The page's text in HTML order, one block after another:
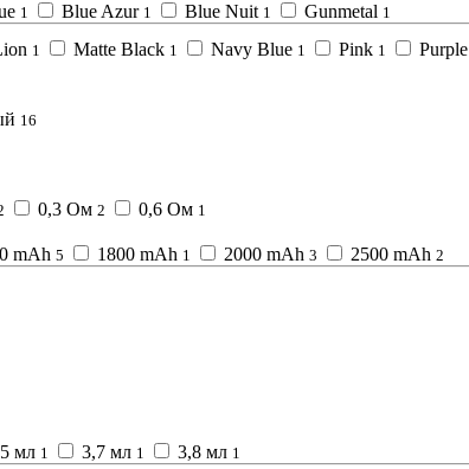
1 Blue Azur 1 Blue Nuit 1 Gunmetal 1
1 Matte Black 1 Navy Blue 1 Pink 1 Purple
16
0,3 Ом 2 0,6 Ом 1
mAh 5 1800 mAh 1 2000 mAh 3 2500 mAh 2
мл 1 3,7 мл 1 3,8 мл 1